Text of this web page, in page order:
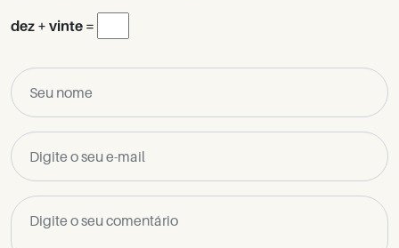
dez + vinte =